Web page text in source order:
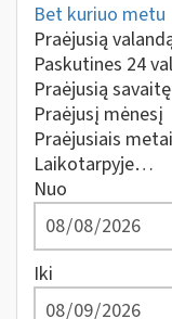
Bet kuriuo metu
Praėjusią
Paskutines 24
Praėjusią savaitę
Praėjusį mėnesį
Praėjusiais
Laikotarpyje…
Nuo
Iki